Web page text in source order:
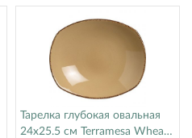
Тарелка глубокая овальная
24х25.5 см Terramesa Wheat